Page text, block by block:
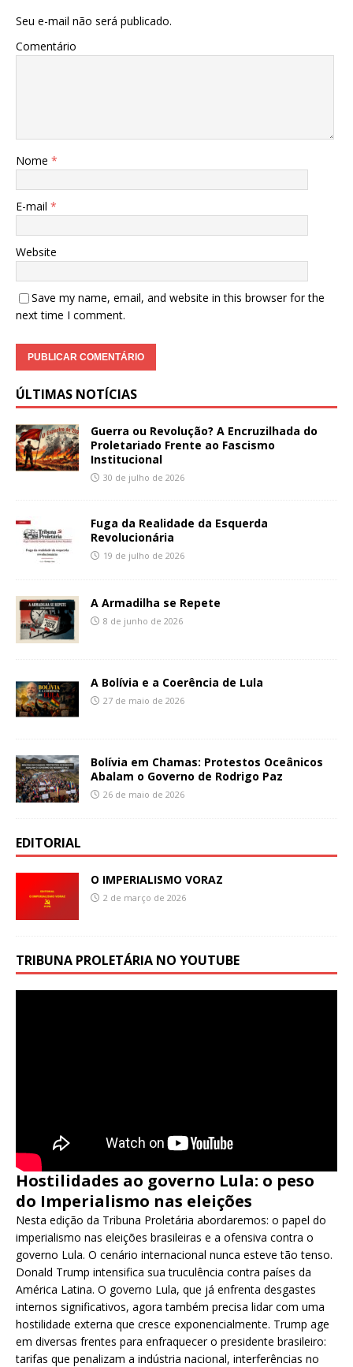
Seu e-mail não será publicado.
Comentário
Nome *
E-mail *
Website
Save my name, email, and website in this browser for the
next time I comment.
ÚLTIMAS NOTÍCIAS
Guerra ou Revolução? A Encruzilhada do
Proletariado Frente ao Fascismo
Institucional
30 de julho de 2026
Fuga da Realidade da Esquerda
Revolucionária
19 de julho de 2026
A Armadilha se Repete
8 de junho de 2026
A Bolívia e a Coerência de Lula
27 de maio de 2026
Bolívia em Chamas: Protestos Oceânicos
Abalam o Governo de Rodrigo Paz
26 de maio de 2026
EDITORIAL
O IMPERIALISMO VORAZ
2 de março de 2026
TRIBUNA PROLETÁRIA NO YOUTUBE
Hostilidades ao governo Lula: o peso
do Imperialismo nas eleições
Nesta edição da Tribuna Proletária abordaremos: o papel do
imperialismo nas eleições brasileiras e a ofensiva contra o
governo Lula. O cenário internacional nunca esteve tão tenso.
Donald Trump intensifica sua truculência contra países da
América Latina. O governo Lula, que já enfrenta desgastes
internos significativos, agora também precisa lidar com uma
hostilidade externa que cresce exponencialmente. Trump age
em diversas frentes para enfraquecer o presidente brasileiro:
tarifas que penalizam a indústria nacional, interferências no